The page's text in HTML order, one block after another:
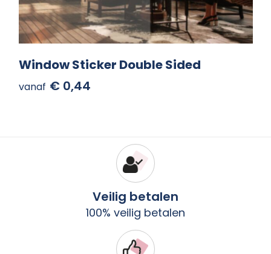
Window Sticker Double Sided
vanaf € 0,44
Veilig betalen
100% veilig betalen